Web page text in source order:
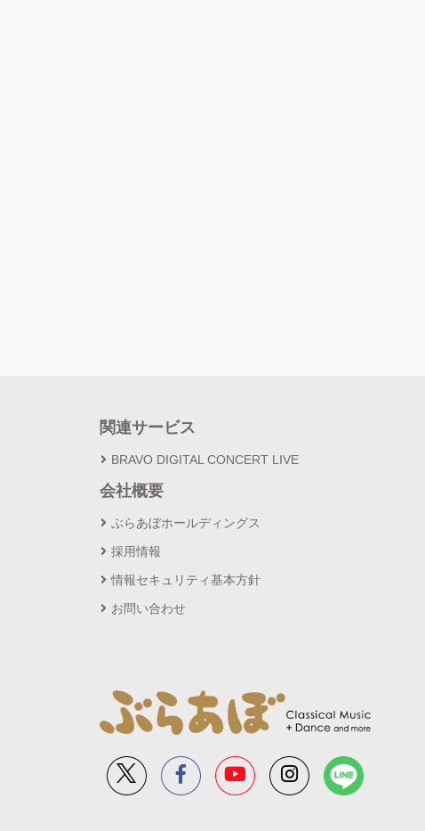
関連サービス
BRAVO DIGITAL CONCERT LIVE
会社概要
ぶらあぼホールディングス
採用情報
情報セキュリティ基本方針
お問い合わせ